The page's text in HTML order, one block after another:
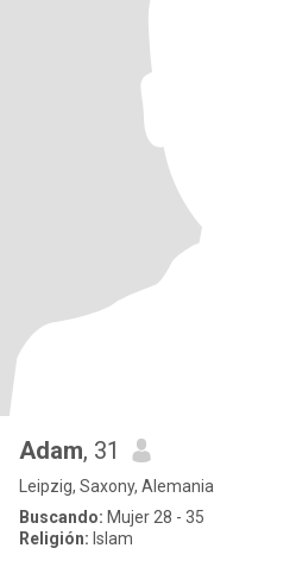
Adam, 31
Leipzig, Saxony, Alemania
Buscando: Mujer 28 - 35
Religión: Islam